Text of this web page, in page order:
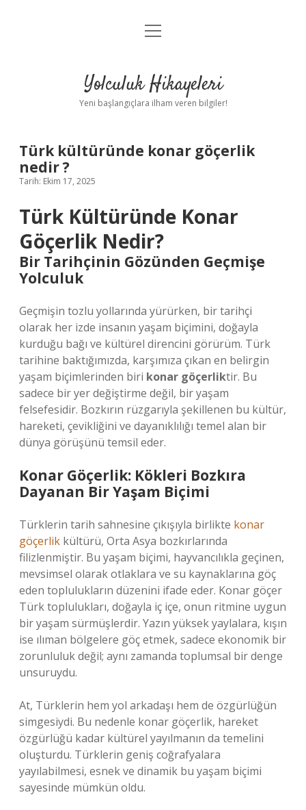
Anasayfa
Yasal Uyarı
menüyü
Yolculuk Hikayeleri
Yeni başlangıçlara ilham veren bilgiler!
Türk kültüründe konar göçerlik
nedir ?
Tarih: Ekim 17, 2025
Türk Kültüründe Konar
Göçerlik Nedir?
Bir Tarihçinin Gözünden Geçmişe
Yolculuk
Geçmişin tozlu yollarında yürürken, bir tarihçi
olarak her izde insanın yaşam biçimini, doğayla
kurduğu bağı ve kültürel direncini görürüm. Türk
tarihine baktığımızda, karşımıza çıkan en belirgin
yaşam biçimlerinden biri konar göçerliktir. Bu
sadece bir yer değiştirme değil, bir yaşam
felsefesidir. Bozkırın rüzgarıyla şekillenen bu kültür,
hareketi, çevikliğini ve dayanıklılığı temel alan bir
dünya görüşünü temsil eder.
Konar Göçerlik: Kökleri Bozkıra
Dayanan Bir Yaşam Biçimi
Türklerin tarih sahnesine çıkışıyla birlikte konar
göçerlik kültürü, Orta Asya bozkırlarında
filizlenmiştir. Bu yaşam biçimi, hayvancılıkla geçinen,
mevsimsel olarak otlaklara ve su kaynaklarına göç
eden toplulukların düzenini ifade eder. Konar göçer
Türk toplulukları, doğayla iç içe, onun ritmine uygun
bir yaşam sürmüşlerdir. Yazın yüksek yaylalara, kışın
ise ılıman bölgelere göç etmek, sadece ekonomik bir
zorunluluk değil; aynı zamanda toplumsal bir denge
unsuruydu.
At, Türklerin hem yol arkadaşı hem de özgürlüğün
simgesiydi. Bu nedenle konar göçerlik, hareket
özgürlüğü kadar kültürel yayılmanın da temelini
oluşturdu. Türklerin geniş coğrafyalara
yayılabilmesi, esnek ve dinamik bu yaşam biçimi
sayesinde mümkün oldu.